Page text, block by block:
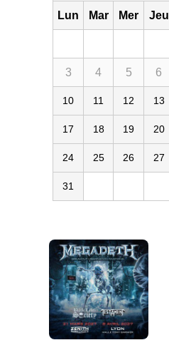
Lun Mar Mer Jeu
3 4 5 6
10 11 12 13
17 18 19 20
24 25 26 27
31